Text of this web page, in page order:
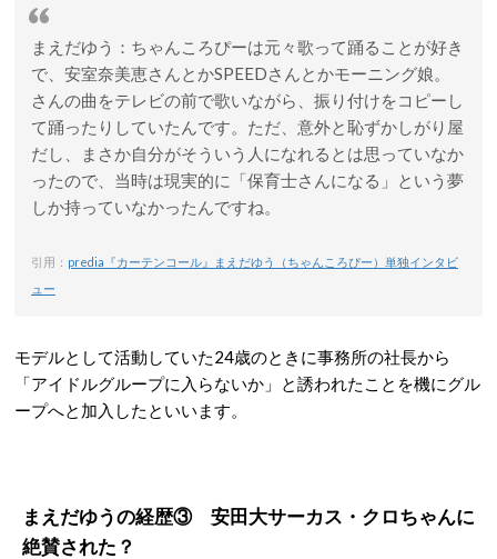
まえだゆう ：ちゃんころぴーは元々歌って踊ることが好き
で、安室奈美恵さんとかSPEEDさんとかモーニング娘。
さんの曲をテレビの前で歌いながら、振り付けをコピーし
て踊ったりしていたんです。ただ、意外と恥ずかしがり屋
だし、まさか自分がそういう人になれるとは思っていなか
ったので、当時は現実的に「保育士さんになる」という夢
しか持っていなかったんですね。
引用： predia『カーテンコール』まえだゆう（ちゃんころぴー）単独インタビ
ュー
モデルとして活動していた24歳のときに事務所の社長から
「アイドルグループに入らないか」と誘われたことを機にグル
ープへと加入したといいます。
まえだゆうの経歴③ 安田大サーカス・クロちゃんに
絶賛された？